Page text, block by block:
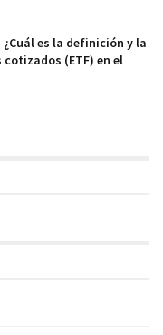
es la definición y la
(ETF) en el